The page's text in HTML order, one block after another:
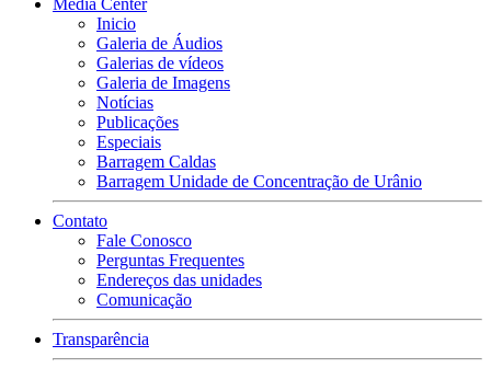
Media Center
Inicio
Galeria de Áudios
Galerias de vídeos
Galeria de Imagens
Notícias
Publicações
Especiais
Barragem Caldas
Barragem Unidade de Concentração de Urânio
Contato
Fale Conosco
Perguntas Frequentes
Endereços das unidades
Comunicação
Transparência